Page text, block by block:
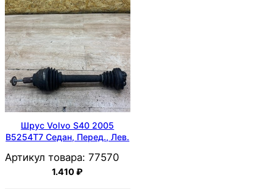
Шрус Volvo S40 2005
B5254T7 Седан, Перед., Лев.
Артикул товара: 77570
1.410₽